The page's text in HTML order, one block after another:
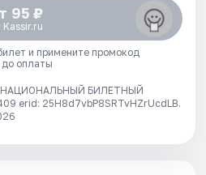
95 ₽
Kassir.ru
и примените промокод
до оплаты
НАЦИОНАЛЬНЫЙ БИЛЕТНЫЙ
erid: 25H8d7vbP8SRTvHZrUcdLB.